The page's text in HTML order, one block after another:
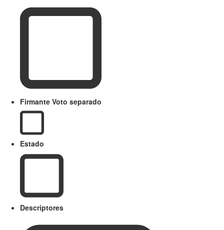
Firmante Voto separado
Estado
Descriptores